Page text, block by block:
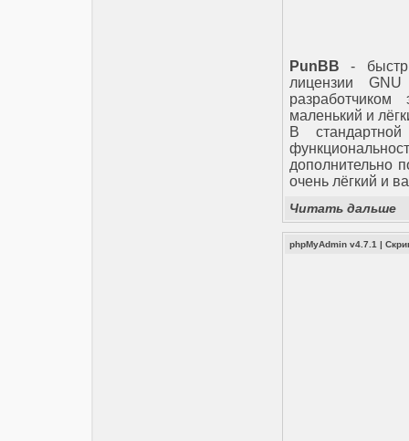
PunBB -
лицензии
маленький и
В
дополнительно
очень лёгкий и
Читать дальше
phpMyAdmin v4.7.1 |